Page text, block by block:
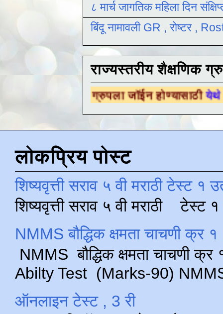
८ मार्च जागतिक महिला दिन
बिंदू नामावली GR , रोष्टर ,
राज्यस्तरीय शैक्षणिक
ग्रुपला जॉईन होण्यासाठीयेथे क्लिक करा .
लोकप्रिय पोस्ट
शिष्यवृत्ती सराव ५ वी मराठी टेस्ट १
शिष्यवृत्ती सराव ५ वी मराठी टेस्ट
NMMS बौद्धिक क्षमता चाचणी क्र
NMMS बौद्धिक क्षमता चाचणी
Abilty Test (Marks-90) NMMS
ऑनलाइन टेस्ट , 3 री